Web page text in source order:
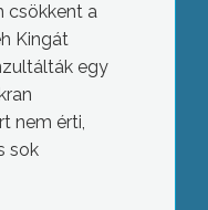
csökkent a
Kingát
egy
nem érti,
sok